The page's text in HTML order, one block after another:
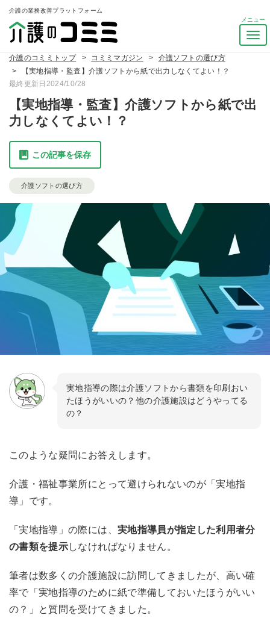
介護の業務改善プラットフォーム
ナ
ビ
ョ
ン
介護のコミミトップ コミミマガジン
介護ソフトの選び方
【実地指導・監査】介護ソフトから紙で出力しなくてよい！？
最終更新日2024/10/28
【実地指導・監査】介護ソフトから紙で出
力しなくてよい！？
この記事を保存
介護ソフトの選び方
実地指導の際は介護ソフトから書類を印刷おい
たほうがいいの？他の介護施設はどうやってる
の？
このような疑問にお答えします。
介護・福祉事業所にとって避けられないのが「実地指
導」です。
「実地指導」の際には、 実地指導員が指定した利用者分
の書類を提示しなければなりません。
筆者は数多くの介護施設に訪問してきましたが、高い確
率で「実地指導のために紙で準備しておいたほうがいい
の？」と質問を受けてきました。